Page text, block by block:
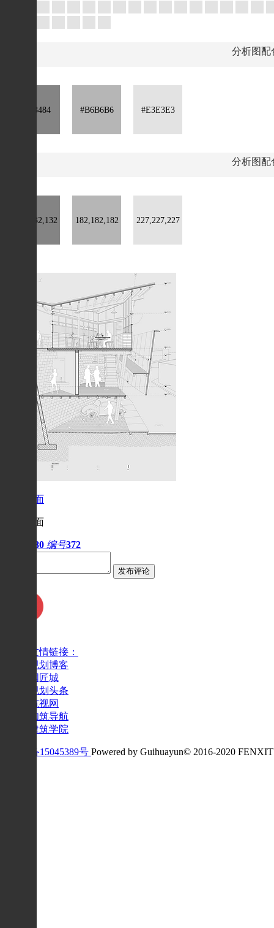
分析图配
#848484 #B6B6B6 #E3E3E3
分析图配
132,132,132 182,182,182 227,227,227
建筑剖面
建筑剖面
7880 编号372
发布评论
友情链接：
规划博客
国匠城
规划头条
筑视网
知筑导航
建筑学院
沪ICP备15045389号 Powered by Guihuayun© 2016-2020